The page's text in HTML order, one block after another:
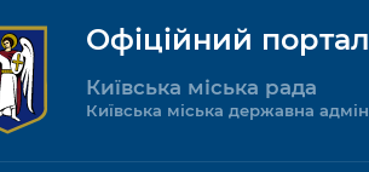
Офіційний
Київська міська рада
Київська міська державна